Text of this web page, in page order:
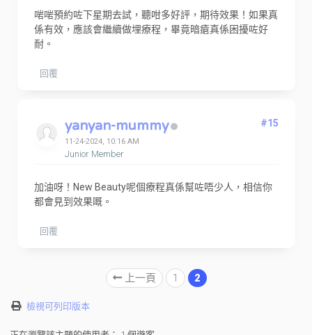
啱啱預約咗下星期去試，聽咁多好評，期待效果！如果真
係有效，應該會繼續做埋療程，畢竟暗瘡真係困擾咗好
耐。
回覆
yanyan-mummy
11-24-2024, 10:16 AM
Junior Member
#15
加油呀！New Beauty呢個療程真係幫咗唔少人，相信你
都會見到效果嘅。
回覆
上一頁 1 2
檢視可列印版本